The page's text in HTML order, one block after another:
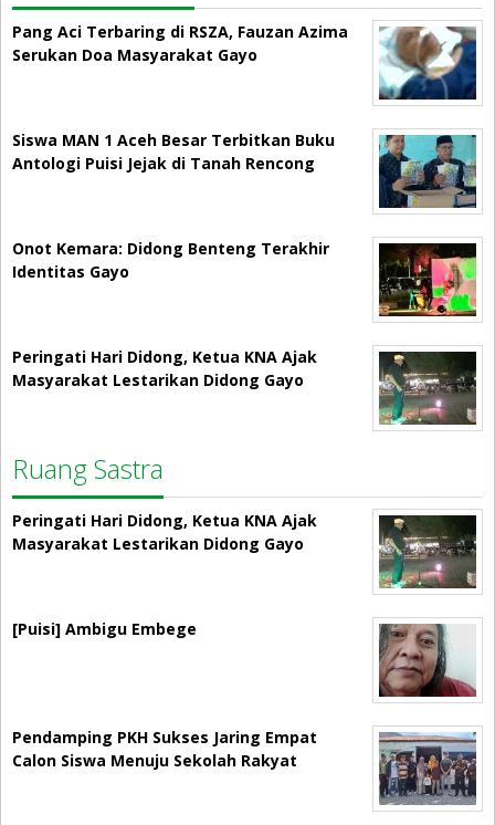
Pang Aci Terbaring di RSZA, Fauzan Azima
Serukan Doa Masyarakat Gayo
Siswa MAN 1 Aceh Besar Terbitkan Buku
Antologi Puisi Jejak di Tanah Rencong
Onot Kemara: Didong Benteng Terakhir
Identitas Gayo
Peringati Hari Didong, Ketua KNA Ajak
Masyarakat Lestarikan Didong Gayo
Ruang Sastra
Peringati Hari Didong, Ketua KNA Ajak
Masyarakat Lestarikan Didong Gayo
[Puisi] Ambigu Embege
Pendamping PKH Sukses Jaring Empat
Calon Siswa Menuju Sekolah Rakyat